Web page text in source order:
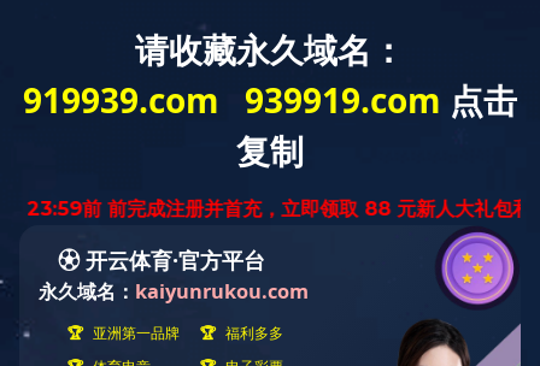
视频加载失败: 不支持的视频
格式或者媒体问题